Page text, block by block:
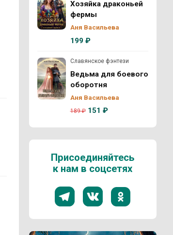
Хозяйка драконьей
фермы
Аня Васильева
199 ₽
Славянское фэнтези
Ведьма для боевого
оборотня
Аня Васильева
189 ₽151 ₽
Присоединяйтесь
к нам в соцсетях